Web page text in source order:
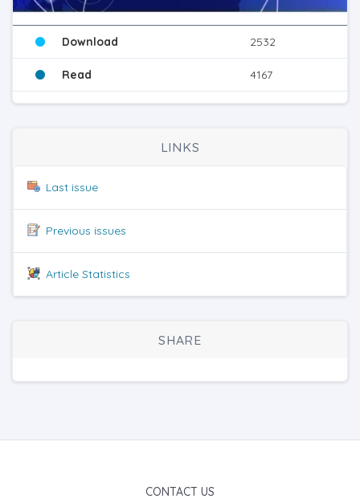
Download 2532
Read 4167
LINKS
Last issue
Previous issues
Article Statistics
SHARE
CONTACT US